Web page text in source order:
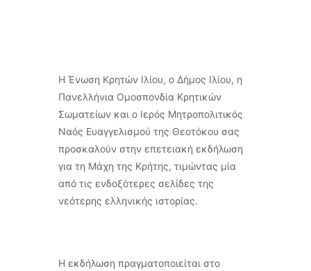
Η Ένωση Κρητών Ιλίου, ο Δήμος Ιλίου, η
Πανελλήνια Ομοσπονδία Κρητικών
Σωματείων και ο Ιερός Μητροπολιτικός
Ναός Ευαγγελισμού της Θεοτόκου σας
προσκαλούν στην επετειακή εκδήλωση
για τη Μάχη της Κρήτης, τιμώντας μία
από τις ενδοξότερες σελίδες της
νεότερης ελληνικής ιστορίας.
Η εκδήλωση πραγματοποιείται στο